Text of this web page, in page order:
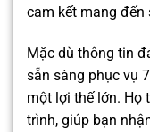
cam kết mang
Mặc dù thông tin
sẵn sàng phục vụ
một lợi thế lớn. Họ
trình, giúp bạn